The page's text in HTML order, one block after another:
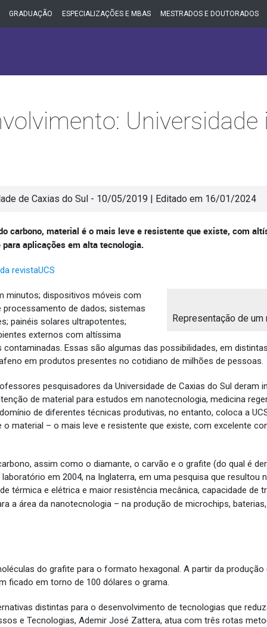
GRADUAÇÃO ESPECIALIZAÇÕES E MBAS MESTRADOS E DOUTORADOS
de Caxias do Sul - 10/05/2019 | Editado em 16/01/2024
carbono, material é o mais leve e resistente que existe, com
aplicações em alta tecnologia.
revistaUCS
Representação de
minutos; dispositivos móveis com
de dados; sistemas
painéis solares ultrapotentes;
externos com altíssima
Essas são algumas das possibilidades, em
em produtos presentes no cotidiano de milhões de pessoas.
pesquisadores da Universidade de Caxias do Sul deram
de material para estudos em nanotecnologia, medicina
de diferentes técnicas produtivas, no entanto, coloca a
material – o mais leve e resistente que existe, com excelente
assim como o diamante, o carvão e o grafite (do qual é
em 2004, na Inglaterra, em uma pesquisa que resultou
térmica e elétrica e maior resistência mecânica, capacidade de
a área da nanotecnologia – na produção de microchips,
do grafite para o formato hexagonal. A partir da
ficado em torno de 100 dólares o grama.
distintas para o desenvolvimento de tecnologias que
e Tecnologias, Ademir José Zattera, atua com três rotas